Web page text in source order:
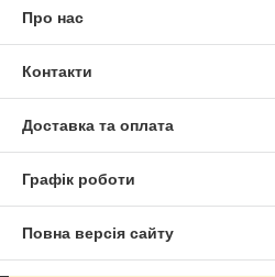
Про нас
Контакти
Доставка та оплата
Графік роботи
Повна версія сайту